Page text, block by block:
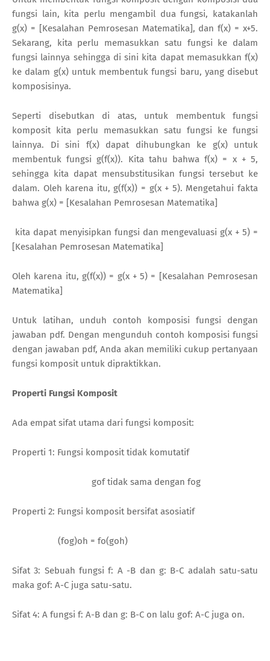
fungsi lain, kita perlu mengambil dua fungsi, katakanlah
g(x) = [Kesalahan Pemrosesan Matematika], dan f(x) = x+5.
Sekarang, kita perlu memasukkan satu fungsi ke dalam
fungsi lainnya sehingga di sini kita dapat memasukkan f(x)
ke dalam g(x) untuk membentuk fungsi baru, yang disebut
komposisinya.
Seperti disebutkan di atas, untuk membentuk fungsi
komposit kita perlu memasukkan satu fungsi ke fungsi
lainnya. Di sini f(x) dapat dihubungkan ke g(x) untuk
membentuk fungsi g(f(x)). Kita tahu bahwa f(x) = x + 5,
sehingga kita dapat mensubstitusikan fungsi tersebut ke
dalam. Oleh karena itu, g(f(x)) = g(x + 5). Mengetahui fakta
bahwa g(x) = [Kesalahan Pemrosesan Matematika]
kita dapat menyisipkan fungsi dan mengevaluasi g(x + 5) =
[Kesalahan Pemrosesan Matematika]
Oleh karena itu, g(f(x)) = g(x + 5) = [Kesalahan Pemrosesan
Matematika]
Untuk latihan, unduh contoh komposisi fungsi dengan
jawaban pdf. Dengan mengunduh contoh komposisi fungsi
dengan jawaban pdf, Anda akan memiliki cukup pertanyaan
fungsi komposit untuk dipraktikkan.
Properti Fungsi Komposit
Ada empat sifat utama dari fungsi komposit:
Properti 1: Fungsi komposit tidak komutatif
gof tidak sama dengan fog
Properti 2: Fungsi komposit bersifat asosiatif
(fog)oh = fo(goh)
Sifat 3: Sebuah fungsi f: A -B dan g: B-C adalah satu-satu
maka gof: A-C juga satu-satu.
Sifat 4: A fungsi f: A-B dan g: B-C on lalu gof: A-C juga on.